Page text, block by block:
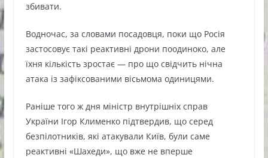
збивати.
Водночас, за словами посадовця, поки що Росія
застосовує такі реактивні дрони поодиноко, але
їхня кількість зростає — про що свідчить нічна
атака із зафіксованими вісьмома одиницями.
Раніше того ж дня міністр внутрішніх справ
України Ігор Клименко підтвердив, що серед
безпілотників, які атакували Київ, були саме
реактивні «Шахеди», що вже не вперше